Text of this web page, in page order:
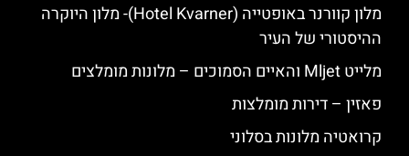
מלון קוורנר באופטייה (Hotel Kvarner)- מלון היוקרה
ההיסטורי של העיר
מלייט Mljet והאיים הסמוכים – מלונות מומלצים
פאזין – דירות מומלצות
קרואטיה מלונות בסלוני